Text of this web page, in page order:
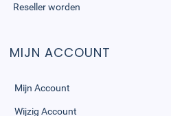
Reseller worden
MIJN ACCOUNT
Mijn Account
Wijzig Account